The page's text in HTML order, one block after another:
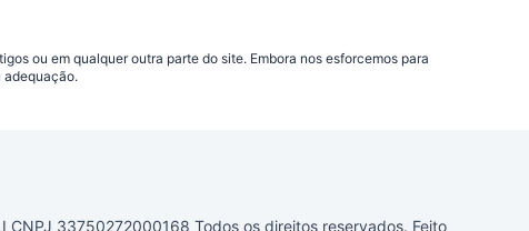
ou em qualquer outra parte do site. Embora nos esforcemos para
adequação.
CNPJ 33750272000168 Todos os direitos reservados. Feito